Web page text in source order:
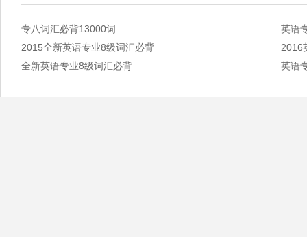
专八词汇必背13000词
英语
2015全新英语专业8级词汇必背
2016
全新英语专业8级词汇必背
英语